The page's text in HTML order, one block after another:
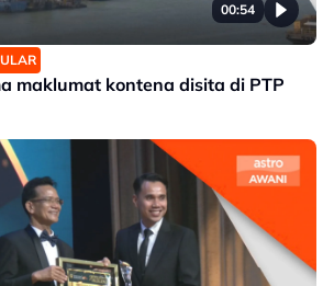
00:54
maklumat kontena disita di PTP